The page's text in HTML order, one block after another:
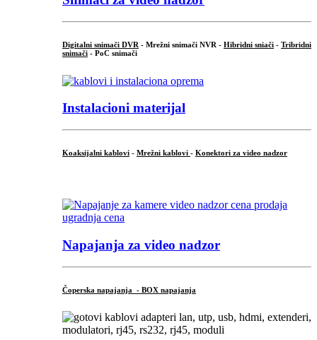
Digitalni snimači DVR - Mrežni snimači NVR - Hibridni sniači - Tribridni
snimači - PoC snimači
Instalacioni materijal
Koaksijalni kablovi - Mrežni kablovi - Konektori za video nadzor
Napajanja za video nadzor
Čoperska napajanja - BOX napajanja